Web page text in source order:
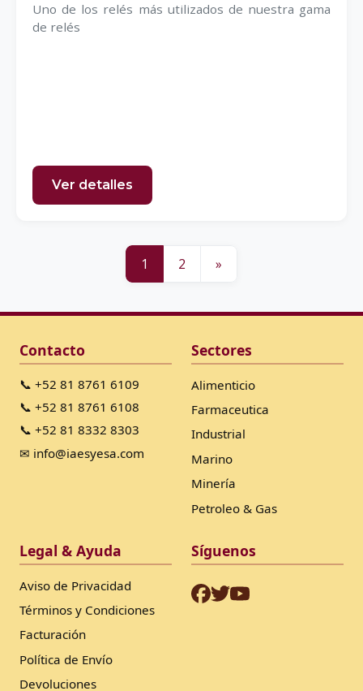
Uno de los relés más utilizados de nuestra gama
de relés
Ver detalles
1 2 »
Contacto
📞 +52 81 8761 6109
📞 +52 81 8761 6108
📞 +52 81 8332 8303
✉ info@iaesyesa.com
Sectores
Alimenticio
Farmaceutica
Industrial
Marino
Minería
Petroleo & Gas
Legal & Ayuda
Aviso de Privacidad
Términos y Condiciones
Facturación
Política de Envío
Devoluciones
Síguenos